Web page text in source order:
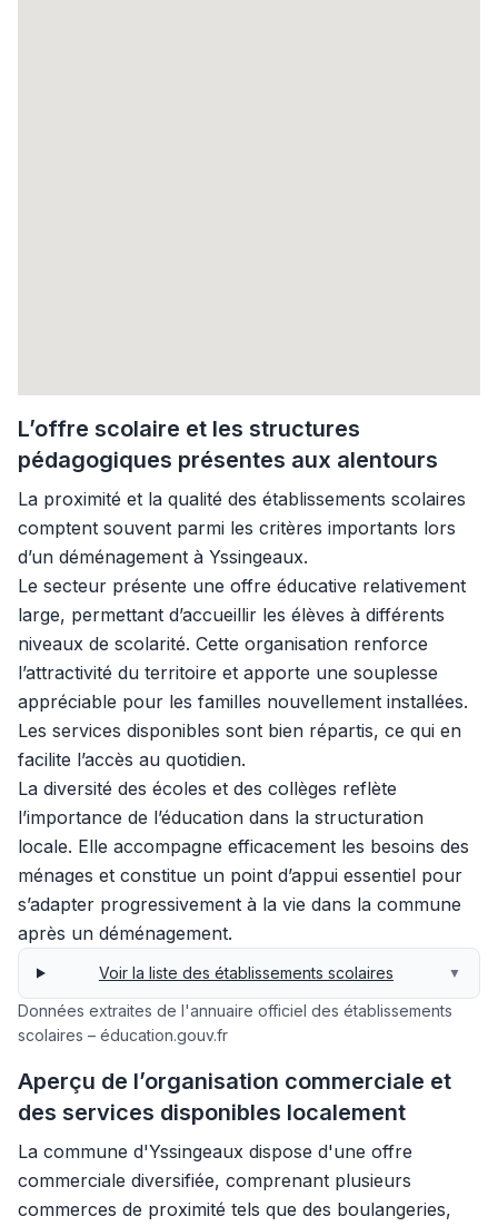
L’offre scolaire et les structures
pédagogiques présentes aux alentours
La proximité et la qualité des établissements scolaires
comptent souvent parmi les critères importants lors
d’un déménagement à Yssingeaux.
Le secteur présente une offre éducative relativement
large, permettant d’accueillir les élèves à différents
niveaux de scolarité. Cette organisation renforce
l’attractivité du territoire et apporte une souplesse
appréciable pour les familles nouvellement installées.
Les services disponibles sont bien répartis, ce qui en
facilite l’accès au quotidien.
La diversité des écoles et des collèges reflète
l’importance de l’éducation dans la structuration
locale. Elle accompagne efficacement les besoins des
ménages et constitue un point d’appui essentiel pour
s’adapter progressivement à la vie dans la commune
après un déménagement.
Voir la liste des établissements scolaires ▼
Données extraites de l'annuaire officiel des établissements
scolaires – éducation.gouv.fr
Aperçu de l’organisation commerciale et
des services disponibles localement
La commune d'Yssingeaux dispose d'une offre
commerciale diversifiée, comprenant plusieurs
commerces de proximité tels que des boulangeries,